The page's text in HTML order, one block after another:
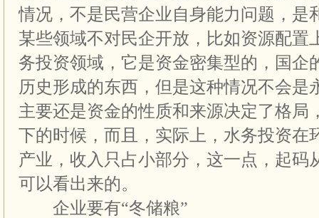
情况，不是民营企业自身能力问题，是
某些领域不对民企开放，比如资源配置
务投资领域，它是资金密集型的，国企
历史形成的东西，但是这种情况不会是
主要还是资金的性质和来源决定了格局
下的时候，而且，实际上，水务投资在
产业，收入只占小部分，这一点，起码
可以看出来的。
企业要有“冬储粮”